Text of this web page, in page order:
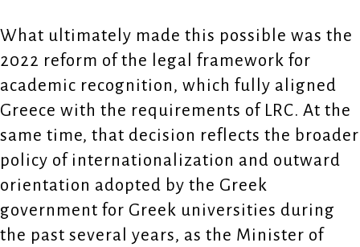
What ultimately made this possible was the
2022 reform of the legal framework for
academic recognition, which fully aligned
Greece with the requirements of LRC. At the
same time, that decision reflects the broader
policy of internationalization and outward
orientation adopted by the Greek
government for Greek universities during
the past several years, as the Minister of